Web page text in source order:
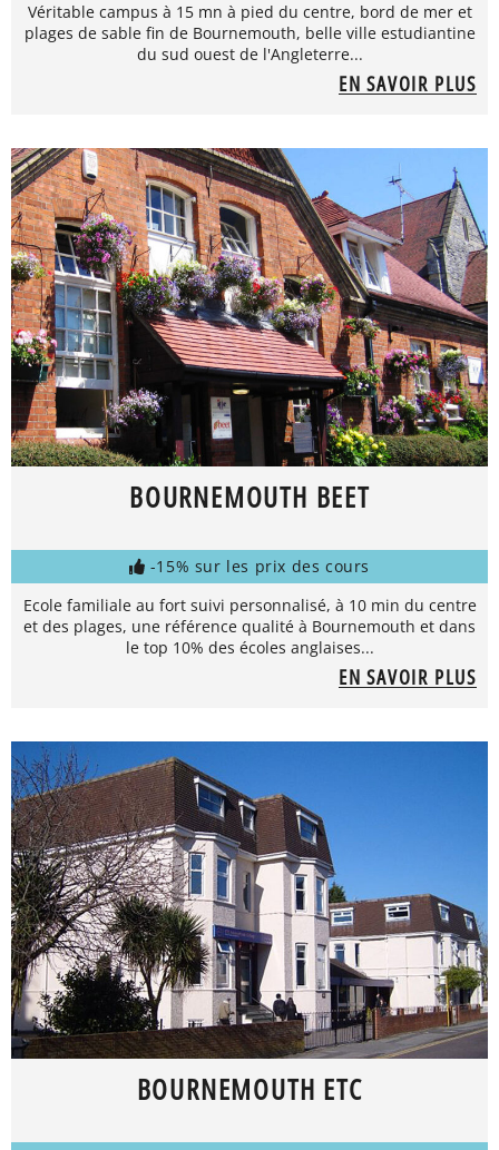
Véritable campus à 15 mn à pied du centre, bord de mer et
plages de sable fin de Bournemouth, belle ville estudiantine
du sud ouest de l'Angleterre...
EN SAVOIR PLUS
BOURNEMOUTH BEET
-15% sur les prix des cours
Ecole familiale au fort suivi personnalisé, à 10 min du centre
et des plages, une référence qualité à Bournemouth et dans
le top 10% des écoles anglaises...
EN SAVOIR PLUS
BOURNEMOUTH ETC